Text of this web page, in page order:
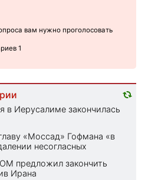
вам нужно проголосовать
1
в Иерусалиме закончилась
«Моссад» Гофмана «в
несогласных
предложил закончить
Ирана